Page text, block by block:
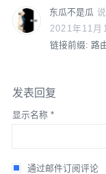
东瓜不是瓜
2021年11
链接前缀: 路
发表回复
显示名称 *
通过邮件订阅评论